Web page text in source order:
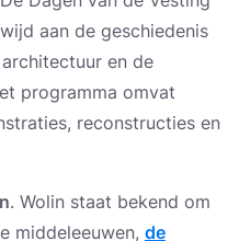
aan de geschiedenis
en de
programma omvat
reconstructies en
. Wolin staat bekend om
middeleeuwen, de